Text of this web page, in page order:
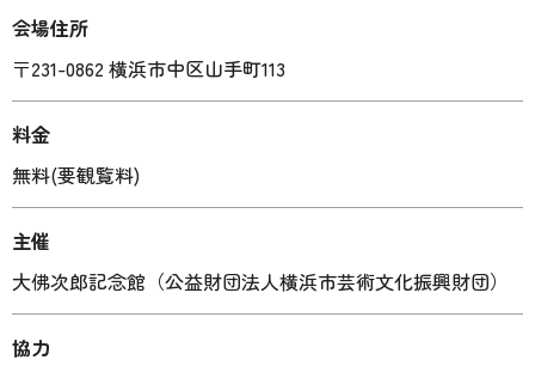
会場住所
〒231-0862 横浜市中区山手町113
料金
無料(要観覧料)
主催
大佛次郎記念館（公益財団法人横浜市芸術文化振興財団）
協力